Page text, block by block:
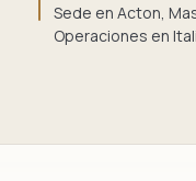
Sede en Acton,
Operaciones en